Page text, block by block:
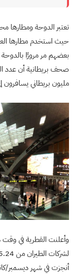
تعتبر الدوحة ومطارها
بعضهم مر مرورًا
صحف بريطانية أن عدد
مليون بريطاني يسافرون
وأعلنت القطرية في